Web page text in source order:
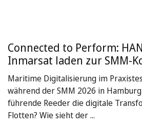
Connected to Perform:
Inmarsat laden zur SMM-
Maritime Digitalisierung im
während der SMM 2026 in
führende Reeder die digitale
Flotten? Wie sieht der ...